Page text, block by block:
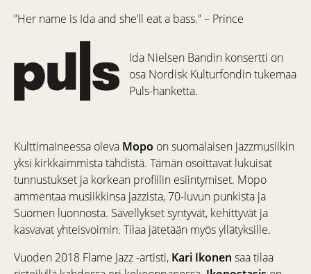
”Her name is Ida and she’ll eat a bass.” – Prince
Ida Nielsen Bandin konsertti on
osa Nordisk Kulturfondin tukemaa
Puls-hanketta.
Kulttimaineessa oleva Mopo on suomalaisen jazzmusiikin
yksi kirkkaimmista tähdistä. Tämän osoittavat lukuisat
tunnustukset ja korkean profiilin esiintymiset. Mopo
ammentaa musiikkinsa jazzista, 70-luvun punkista ja
Suomen luonnosta. Sävellykset syntyvät, kehittyvät ja
kasvavat yhteisvoimin. Tilaa jätetään myös yllätyksille.
Vuoden 2018 Flame Jazz -artisti, Kari Ikonen saa tilaa